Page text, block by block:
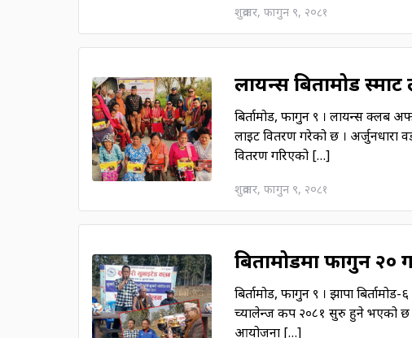
शुक्रवार, फागुन ९, २०८१
लायन्स बिर्तामोड
बिर्तामोड, फागुन ९ । लायन्स क्लब अफ
लाइट वितरण गरेको छ । अर्जुनधारा
वितरण गरिएको […]
शुक्रवार, फागुन ९, २०८१
बिर्तामोडमा फागुन २०
बिर्तामोड, फागुन ९ । झापा
च्यालेन्ज कप २०८१ सुरु हुने भएको छ ।
आयोजना […]